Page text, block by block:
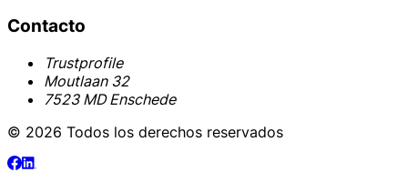
Contacto
Trustprofile
Moutlaan 32
7523 MD Enschede
© 2026 Todos los derechos reservados